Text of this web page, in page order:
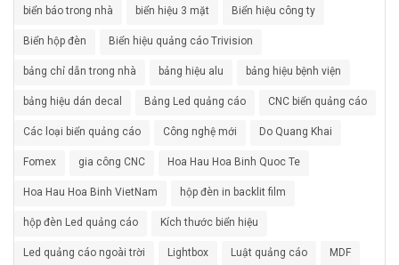
biển báo trong nhà biển hiệu 3 mặt Biển hiệu công ty
Biển hộp đèn Biển hiệu quảng cáo Trivision
bảng chỉ dẫn trong nhà bảng hiệu alu bảng hiệu bệnh viện
bảng hiệu dán decal Bảng Led quảng cáo CNC biển quảng cáo
Các loại biển quảng cáo Công nghệ mới Do Quang Khai
Fomex gia công CNC Hoa Hau Hoa Binh Quoc Te
Hoa Hau Hoa Binh VietNam hộp đèn in backlit film
hộp đèn Led quảng cáo Kích thước biển hiệu
Led quảng cáo ngoài trời Lightbox Luật quảng cáo MDF